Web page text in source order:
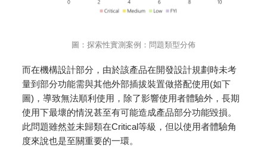
圖：探索性實測案例：問題類型分佈
而在機構設計部分，由於該產品在開發設計規劃時未考
量到部分功能需與其他外部插拔裝置做搭配使用(如下
圖)，導致無法順利使用，除了影響使用者體驗外，長期
使用下最壞的情況甚至有可能造成產品部分功能毀損。
此問題雖然並未歸類在Critical等級，但以使用者體驗角
度來說也是至關重要的一環。